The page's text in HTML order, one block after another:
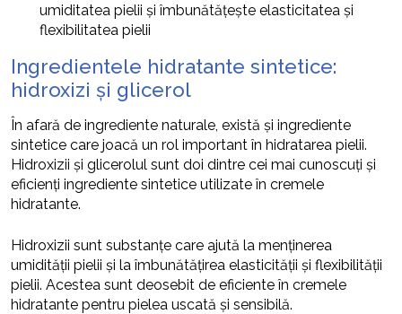
umiditatea pielii și îmbunătățește elasticitatea și
flexibilitatea pielii
Ingredientele hidratante sintetice:
hidroxizi și glicerol
În afară de ingrediente naturale, există și ingrediente
sintetice care joacă un rol important în hidratarea pielii.
Hidroxizii și glicerolul sunt doi dintre cei mai cunoscuți și
eficienți ingrediente sintetice utilizate în cremele
hidratante.
Hidroxizii sunt substanțe care ajută la menținerea
umidității pielii și la îmbunătățirea elasticității și flexibilității
pielii. Acestea sunt deosebit de eficiente în cremele
hidratante pentru pielea uscată și sensibilă.